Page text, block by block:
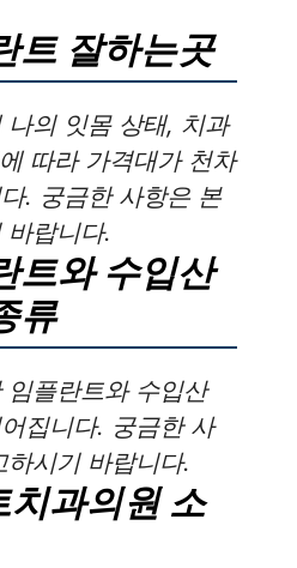
트 잘하는곳
나의 잇몸 상태, 치과
따라 가격대가 천차
. 궁금한 사항은 본
바랍니다.
트와 수입산
류
임플란트와 수입산
집니다. 궁금한 사
하시기 바랍니다.
치과의원 소